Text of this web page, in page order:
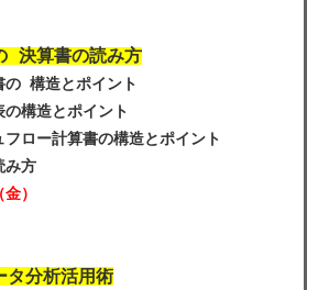
決算書の読み方
構造とポイント
構造とポイント
ロー計算書の構造とポイント
み方
）
タ分析活用術